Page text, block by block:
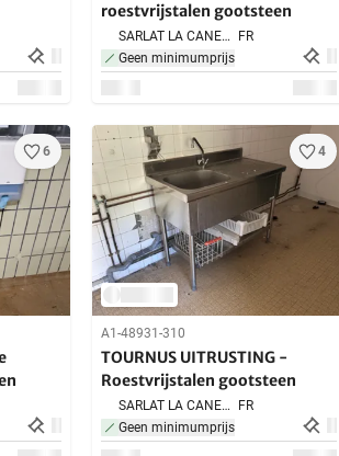
roestvrijstalen gootsteen
SARLAT LA CANEDA,
FR
Geen minimumprijs
6 4
A1-48931-310
TOURNUS UITRUSTING -
Roestvrijstalen gootsteen
SARLAT LA CANEDA,
FR
Geen minimumprijs